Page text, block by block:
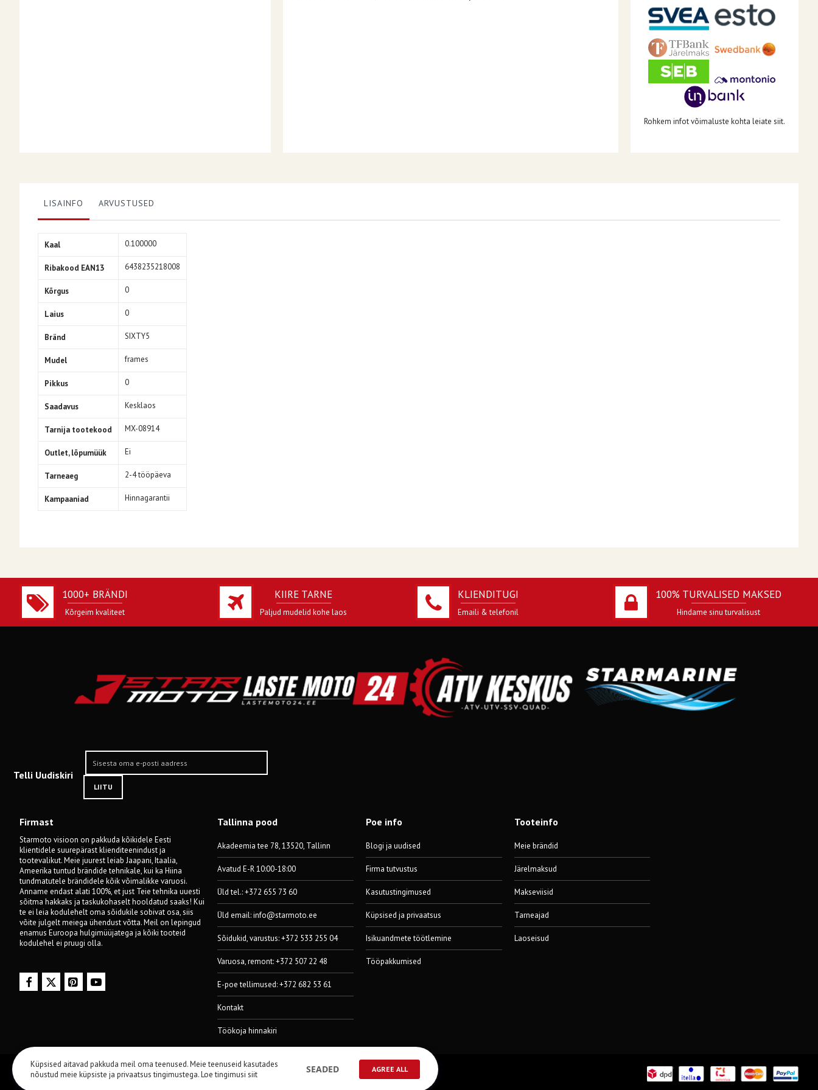
Rohkem infot võimaluste kohta leiate siit.
LISAINFO ARVUSTUSED
Kaal 0.100000
Ribakood EAN13 6438235218008
Kõrgus 0
Laius 0
Bränd SIXTY5
Mudel frames
Pikkus 0
Saadavus Kesklaos
Tarnija tootekood MX-08914
Outlet, lõpumüük Ei
Tarneaeg 2-4 tööpäeva
Kampaaniad Hinnagarantii
1000+ BRÄNDI
Kõrgeim kvaliteet
KIIRE TARNE
Paljud mudelid kohe laos
KLIENDITUGI
Emaili & telefonil
100% TURVALISED MAKSED
Hindame sinu turvalisust
Telli Uudiskiri
LIITU
Firmast
Starmoto visioon on pakkuda kõikidele Eesti
klientidele suurepärast klienditeenindust ja
tootevalikut. Meie juurest leiab Jaapani, Itaalia,
Ameerika tuntud brändide tehnikale, kui ka Hiina
tundmatutele brändidele kõik võimalikke varuosi.
Anname endast alati 100%, et just Teie tehnika uuesti
sõitma hakkaks ja taskukohaselt hooldatud saaks! Kui
te ei leia kodulehelt oma sõidukile sobivat osa, siis
võite julgelt meiega ühendust võtta. Meil on lepingud
enamus Euroopa hulgimüüjatega ja kõiki tooteid
kodulehel ei pruugi olla.
Tallinna pood
Akadeemia tee 78, 13520, Tallinn
Avatud E-R 10:00-18:00
Üld tel.: +372 655 73 60
Üld email:info@starmoto.ee
Sõidukid, varustus: +372 533 255 04
Varuosa, remont: +372 507 22 48
E-poe tellimused: +372 682 53 61
Kontakt
Töökoja hinnakiri
Poe info
Blogi ja uudised
Firma tutvustus
Kasutustingimused
Küpsised ja privaatsus
Isikuandmete töötlemine
Tööpakkumised
Tooteinfo
Meie brändid
Järelmaksud
Makseviisid
Tarneajad
Laoseisud
© 2014-2024 Starmoto OÜ
Küpsised aitavad pakkuda meil oma teenused. Meie teenuseid kasutades
nõustud meie küpsiste ja privaatsus tingimustega.Loe tingimusi siit SEADED AGREE ALL